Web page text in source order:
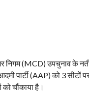
निगम (MCD) उपचुनाव के
पार्टी (AAP) को 3 सीटों
को चौंकाया है।